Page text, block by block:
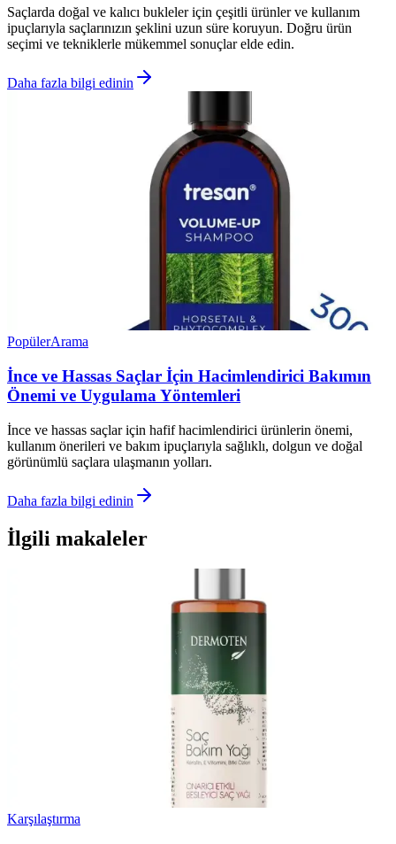
Saçlarda doğal ve kalıcı bukleler için çeşitli ürünler ve kullanım
ipuçlarıyla saçlarınızın şeklini uzun süre koruyun. Doğru ürün
seçimi ve tekniklerle mükemmel sonuçlar elde edin.
Daha fazla bilgi edinin
PopülerArama
İnce ve Hassas Saçlar İçin Hacimlendirici Bakımın
Önemi ve Uygulama Yöntemleri
İnce ve hassas saçlar için hafif hacimlendirici ürünlerin önemi,
kullanım önerileri ve bakım ipuçlarıyla sağlıklı, dolgun ve doğal
görünümlü saçlara ulaşmanın yolları.
Daha fazla bilgi edinin
İlgili makaleler
Karşılaştırma